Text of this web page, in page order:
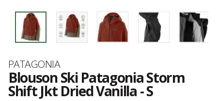
Marque
PATAGONIA
Blouson Ski Patagonia Storm
Shift Jkt Dried Vanilla - S